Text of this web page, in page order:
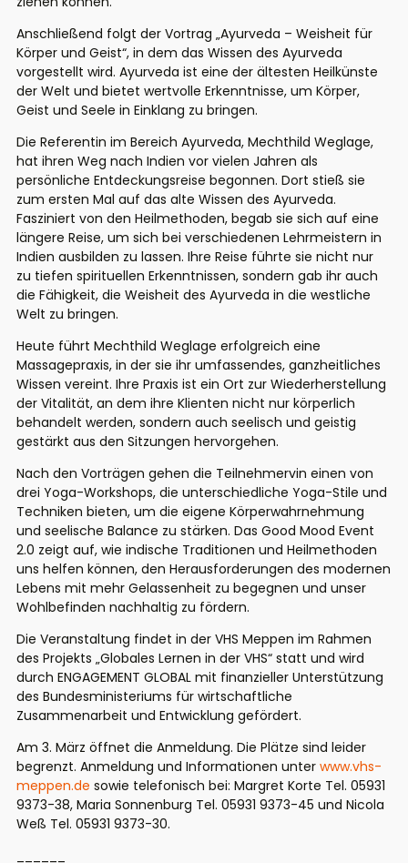
Anschließend folgt der Vortrag „Ayurveda – Weisheit für
Körper und Geist“, in dem das Wissen des Ayurveda
vorgestellt wird. Ayurveda ist eine der ältesten Heilkünste
der Welt und bietet wertvolle Erkenntnisse, um Körper,
Geist und Seele in Einklang zu bringen.
Die Referentin im Bereich Ayurveda, Mechthild Weglage,
hat ihren Weg nach Indien vor vielen Jahren als
persönliche Entdeckungsreise begonnen. Dort stieß sie
zum ersten Mal auf das alte Wissen des Ayurveda.
Fasziniert von den Heilmethoden, begab sie sich auf eine
längere Reise, um sich bei verschiedenen Lehrmeistern in
Indien ausbilden zu lassen. Ihre Reise führte sie nicht nur
zu tiefen spirituellen Erkenntnissen, sondern gab ihr auch
die Fähigkeit, die Weisheit des Ayurveda in die westliche
Welt zu bringen.
Heute führt Mechthild Weglage erfolgreich eine
Massagepraxis, in der sie ihr umfassendes, ganzheitliches
Wissen vereint. Ihre Praxis ist ein Ort zur Wiederherstellung
der Vitalität, an dem ihre Klienten nicht nur körperlich
behandelt werden, sondern auch seelisch und geistig
gestärkt aus den Sitzungen hervorgehen.
Nach den Vorträgen gehen die Teilnehmervin einen von
drei Yoga-Workshops, die unterschiedliche Yoga-Stile und
Techniken bieten, um die eigene Körperwahrnehmung
und seelische Balance zu stärken. Das Good Mood Event
2.0 zeigt auf, wie indische Traditionen und Heilmethoden
uns helfen können, den Herausforderungen des modernen
Lebens mit mehr Gelassenheit zu begegnen und unser
Wohlbefinden nachhaltig zu fördern.
Die Veranstaltung findet in der VHS Meppen im Rahmen
des Projekts „Globales Lernen in der VHS“ statt und wird
durch ENGAGEMENT GLOBAL mit finanzieller Unterstützung
des Bundesministeriums für wirtschaftliche
Zusammenarbeit und Entwicklung gefördert.
Am 3. März öffnet die Anmeldung. Die Plätze sind leider
begrenzt. Anmeldung und Informationen unter www.vhs-
meppen.de sowie telefonisch bei: Margret Korte Tel. 05931
9373-38, Maria Sonnenburg Tel. 05931 9373-45 und Nicola
Weß Tel. 05931 9373-30.